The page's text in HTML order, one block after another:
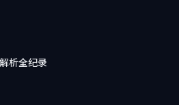
析全纪录